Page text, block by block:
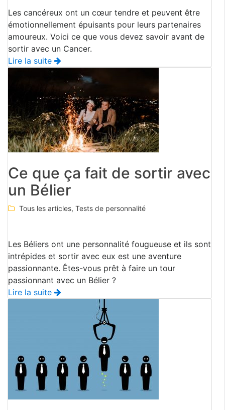
Les cancéreux ont un cœur tendre et peuvent être
émotionnellement épuisants pour leurs partenaires
amoureux. Voici ce que vous devez savoir avant de
sortir avec un Cancer.
Lire la suite
Ce que ça fait de sortir avec
un Bélier
Tous les articles, Tests de personnalité
Les Béliers ont une personnalité fougueuse et ils sont
intrépides et sortir avec eux est une aventure
passionnante. Êtes-vous prêt à faire un tour
passionnant avec un Bélier ?
Lire la suite